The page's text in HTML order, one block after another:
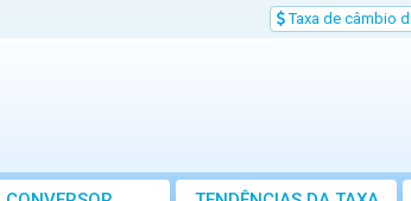
Taxa de câmbio